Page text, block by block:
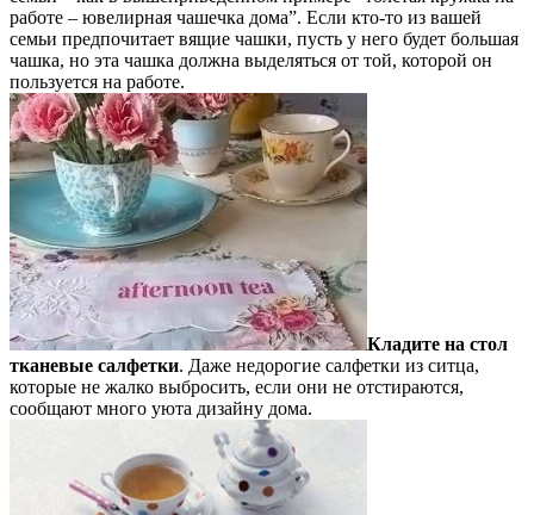
работе – ювелирная чашечка дома”. Если кто-то из вашей
семьи предпочитает вящие чашки, пусть у него будет большая
чашка, но эта чашка должна выделяться от той, которой он
пользуется на работе.
Кладите на стол
тканевые салфетки. Даже недорогие салфетки из ситца,
которые не жалко выбросить, если они не отстираются,
сообщают много уюта дизайну дома.